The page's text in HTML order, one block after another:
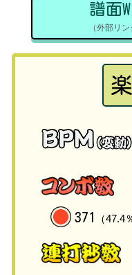
譜面
（外部リ
371 （47.4